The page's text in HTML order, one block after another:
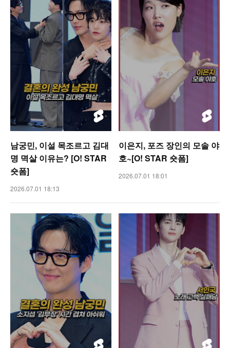
남궁민, 이설 목조르고 김대
명 멱살 이유는? [O! STAR
숏폼]
2026.07.01 18:13
이은지, 포즈 장인의 모솔 야
호~[O! STAR 숏폼]
2026.07.01 18:01